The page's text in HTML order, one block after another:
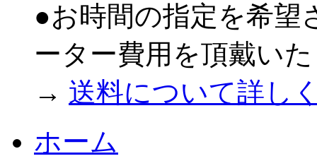
●お時間の指定を希望
ーター費用を頂戴い
→ 送料について詳し
ホーム